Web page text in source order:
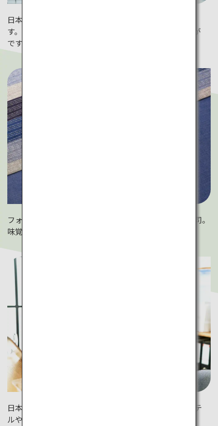
日本では寿司づくり体験教室が各所で開催されていま
す。食べるだけではなく、作る体験をしてみてはいかが
ですか？
フォトジェニックな手毬寿司。一口サイズで可愛い寿司。
味覚と視覚両方で楽しんでください。
日本は「デパ地下＝テイクアウトフロア」が充実！ホテ
ルや公園で寿司をゆっくり味わうのも旅の醍醐味！